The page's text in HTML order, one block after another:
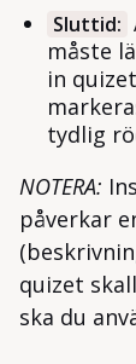
Sluttid:
måste
in
tydlig
NOTERA:
påverkar
quizet
ska du